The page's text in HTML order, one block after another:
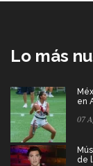
Lo más
en
07
de